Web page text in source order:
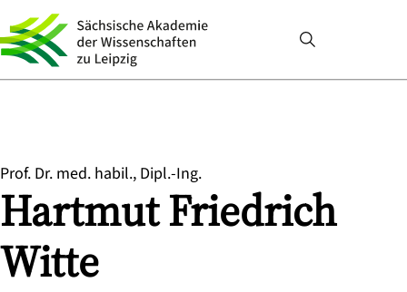
Prof. Dr. med. habil., Dipl.-Ing.
Hartmut Friedrich
Witte